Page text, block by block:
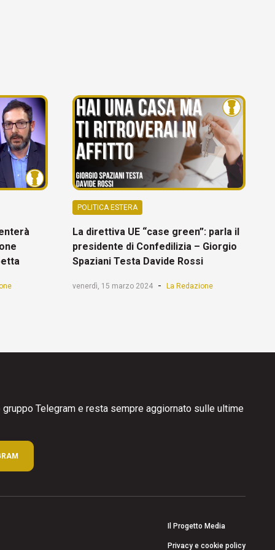
POLITICA ESTERA
La direttiva UE “case green”: parla il
presidente di Confedilizia – Giorgio
Spaziani Testa Davide Rossi
venerdì, 15 marzo 2024 - La Redazione
Telegram e resta sempre aggiornato sulle ultime
Il Progetto Media
Privacy e cookie policy